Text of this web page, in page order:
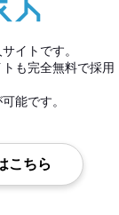
イトです。
も完全無料で採用
能です。
こちら